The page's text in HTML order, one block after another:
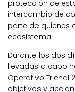
protección de
intercambio de
parte de quienes
ecosistema.
Durante los dos
llevadas a cabo
Operativo Trienal
objetivos y